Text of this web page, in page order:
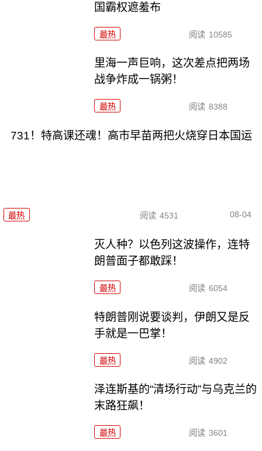
国霸权遮羞布
最热 阅读 10585
里海一声巨响，这次差点把两场
战争炸成一锅粥！
最热 阅读 8388
731！特高课还魂！高市早苗两把火烧穿日本国运
最热 阅读 4531 08-04
灭人种？以色列这波操作，连特
朗普面子都敢踩！
最热 阅读 6054
特朗普刚说要谈判，伊朗又是反
手就是一巴掌！
最热 阅读 4902
泽连斯基的“清场行动”与乌克兰的
末路狂飙！
最热 阅读 3601